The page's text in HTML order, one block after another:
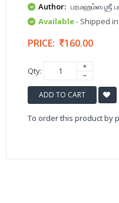
Author: பரமஹம்ஸ ஶ்ரீ
Available- Shipped
PRICE: 160.00
Qty:
ADD TO CART
To order this product by